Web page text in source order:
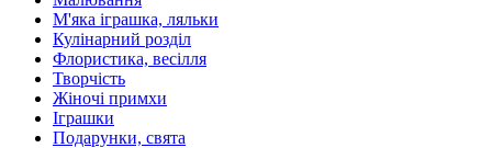
М'яка іграшка, ляльки
Кулінарний розділ
Флористика, весілля
Творчість
Жіночі примхи
Іграшки
Подарунки, свята